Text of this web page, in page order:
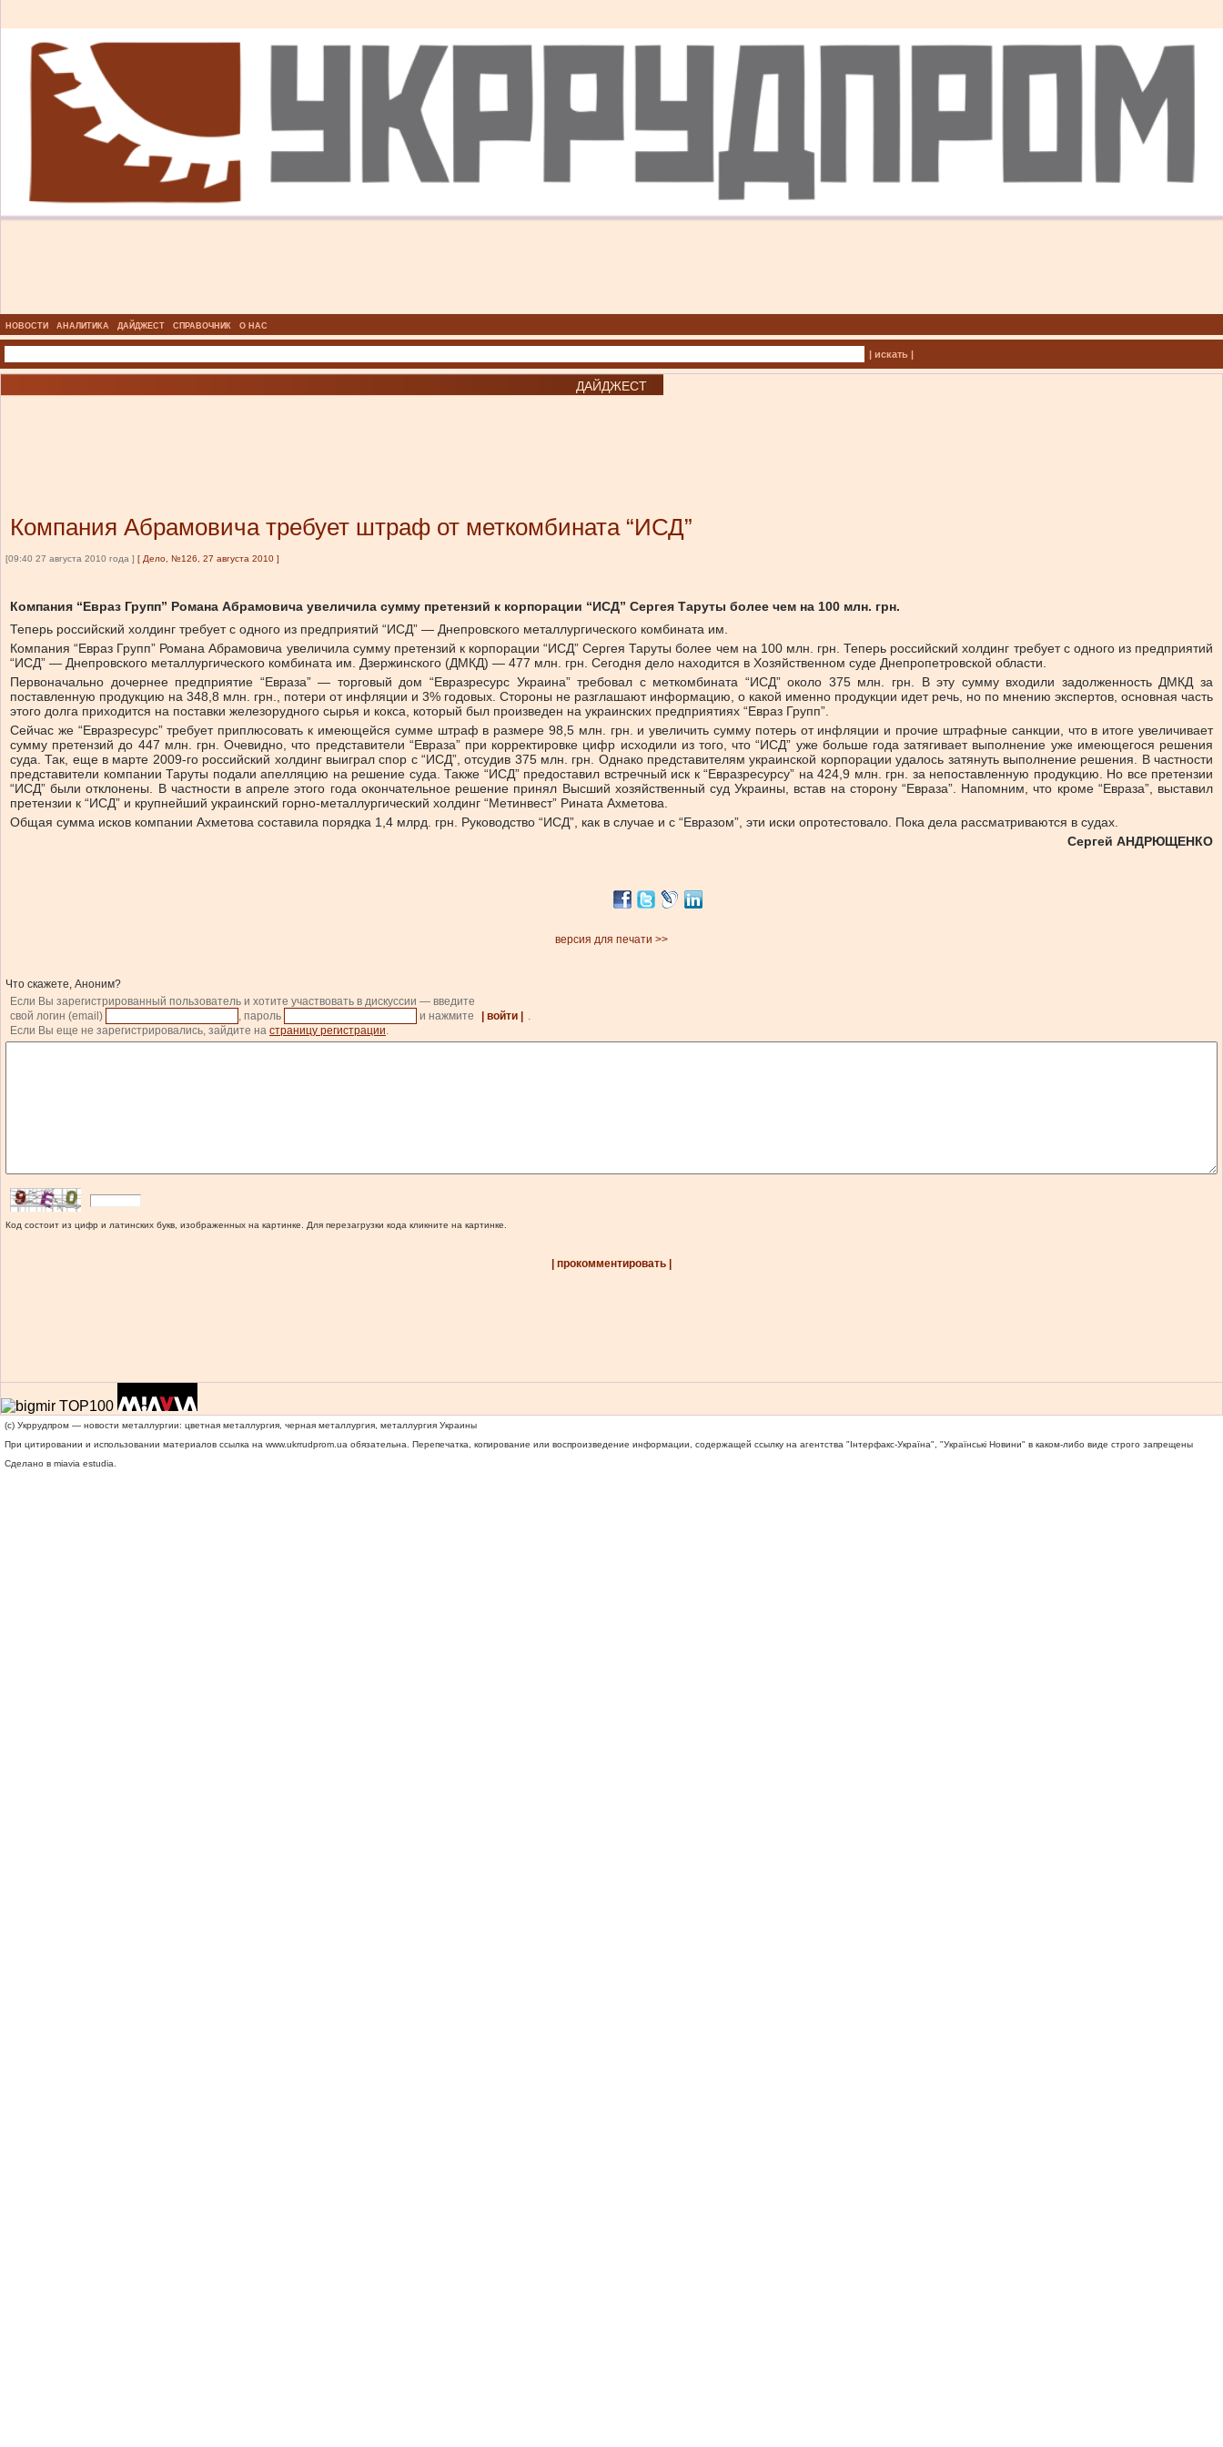
НОВОСТИ АНАЛИТИКА ДАЙДЖЕСТ СПРАВОЧНИК О НАС
| искать |
ДАЙДЖЕСТ
Компания Абрамовича требует штраф от меткомбината “ИСД”
[09:40 27 августа 2010 года ] [ Дело, №126, 27 августа 2010 ]
Компания “Евраз Групп” Романа Абрамовича увеличила сумму претензий к корпорации “ИСД” Сергея Таруты более чем на 100 млн. грн.
Теперь российский холдинг требует с одного из предприятий “ИСД” — Днепровского металлургического комбината им.
Компания “Евраз Групп” Романа Абрамовича увеличила сумму претензий к корпорации “ИСД” Сергея Таруты более чем на 100 млн. грн. Теперь российский холдинг требует с одного из предприятий
“ИСД” — Днепровского металлургического комбината им. Дзержинского (ДМКД) — 477 млн. грн. Сегодня дело находится в Хозяйственном суде Днепропетровской области.
Первоначально дочернее предприятие “Евраза” — торговый дом “Евразресурс Украина” требовал с меткомбината “ИСД” около 375 млн. грн. В эту сумму входили задолженность ДМКД за
поставленную продукцию на 348,8 млн. грн., потери от инфляции и 3% годовых. Стороны не разглашают информацию, о какой именно продукции идет речь, но по мнению экспертов, основная часть
этого долга приходится на поставки железорудного сырья и кокса, который был произведен на украинских предприятиях “Евраз Групп”.
Сейчас же “Евразресурс” требует приплюсовать к имеющейся сумме штраф в размере 98,5 млн. грн. и увеличить сумму потерь от инфляции и прочие штрафные санкции, что в итоге увеличивает
сумму претензий до 447 млн. грн. Очевидно, что представители “Евраза” при корректировке цифр исходили из того, что “ИСД” уже больше года затягивает выполнение уже имеющегося решения
суда. Так, еще в марте 2009-го российский холдинг выиграл спор с “ИСД”, отсудив 375 млн. грн. Однако представителям украинской корпорации удалось затянуть выполнение решения. В частности
представители компании Таруты подали апелляцию на решение суда. Также “ИСД” предоставил встречный иск к “Евразресурсу” на 424,9 млн. грн. за непоставленную продукцию. Но все претензии
“ИСД” были отклонены. В частности в апреле этого года окончательное решение принял Высший хозяйственный суд Украины, встав на сторону “Евраза”. Напомним, что кроме “Евраза”, выставил
претензии к “ИСД” и крупнейший украинский горно-металлургический холдинг “Метинвест” Рината Ахметова.
Общая сумма исков компании Ахметова составила порядка 1,4 млрд. грн. Руководство “ИСД”, как в случае и с “Евразом”, эти иски опротестовало. Пока дела рассматриваются в судах.
Сергей АНДРЮЩЕНКО
версия для печати >>
Что скажете, Аноним?
Если Вы зарегистрированный пользователь и хотите участвовать в дискуссии — введите
свой логин (email)
, пароль и нажмите | войти |
.
Если Вы еще не зарегистрировались, зайдите на страницу регистрации.
Код состоит из цифр и латинских букв, изображенных на картинке. Для перезагрузки кода кликните на картинке.
| прокомментировать |
(c) Укррудпром — новости металлургии: цветная металлургия, черная металлургия, металлургия Украины
При цитировании и использовании материалов ссылка на www.ukrrudprom.ua обязательна. Перепечатка, копирование или воспроизведение информации, содержащей ссылку на агентства "Iнтерфакс-Україна", "Українськi Новини" в каком-либо виде строго запрещены
Сделано в miavia estudia.